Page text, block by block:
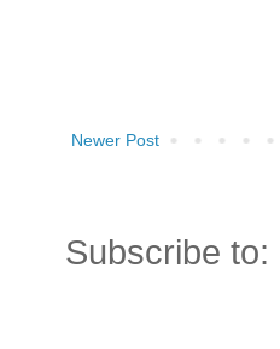
Newer Post
Subscribe to: